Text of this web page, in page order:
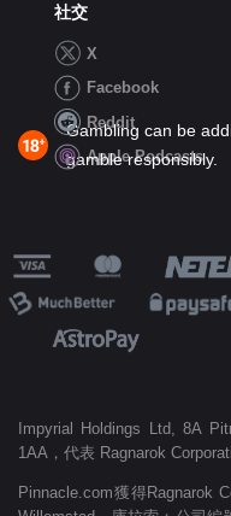
社交
X
Facebook
Reddit
Apple Podcasts
Gambling can be
gamble responsibly.
Impyrial Holdings Ltd, 8A
1AA，代表 Ragnarok
Pinnacle.com獲得Ragnarok